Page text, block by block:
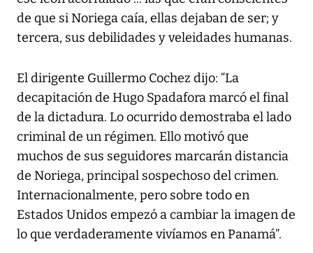
de que si Noriega caía, ellas dejaban de ser; y
tercera, sus debilidades y veleidades humanas.
El dirigente Guillermo Cochez dijo: “La
decapitación de Hugo Spadafora marcó el final
de la dictadura. Lo ocurrido demostraba el lado
criminal de un régimen. Ello motivó que
muchos de sus seguidores marcarán distancia
de Noriega, principal sospechoso del crimen.
Internacionalmente, pero sobre todo en
Estados Unidos empezó a cambiar la imagen de
lo que verdaderamente vivíamos en Panamá”.